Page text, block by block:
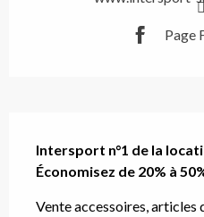
Page
Description
Intersport n°1 de la
Économisez de 20% à
Vente accessoires, articles